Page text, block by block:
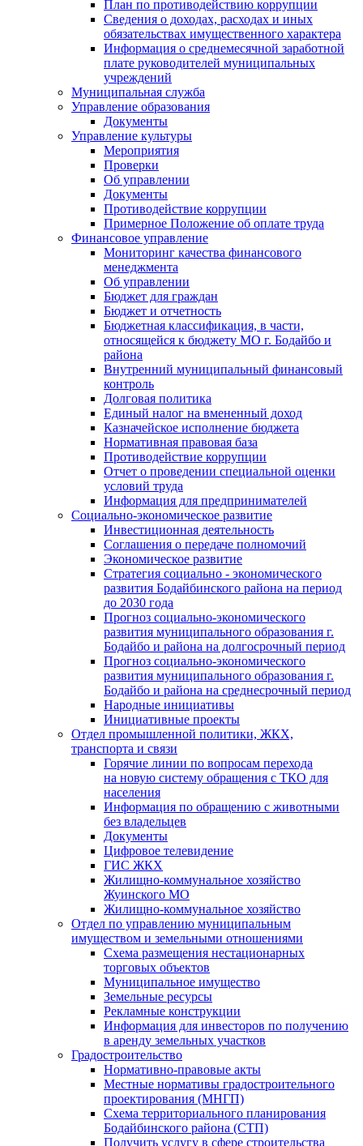
План по противодействию коррупции
Сведения о доходах, расходах и иных
обязательствах имущественного характера
Информация о среднемесячной заработной
плате руководителей муниципальных
учреждений
Муниципальная служба
Управление образования
Документы
Управление культуры
Мероприятия
Проверки
Об управлении
Документы
Противодействие коррупции
Примерное Положение об оплате труда
Финансовое управление
Мониторинг качества финансового
менеджмента
Об управлении
Бюджет для граждан
Бюджет и отчетность
Бюджетная классификация, в части,
относящейся к бюджету МО г. Бодайбо и
района
Внутренний муниципальный финансовый
контроль
Долговая политика
Единый налог на вмененный доход
Казначейское исполнение бюджета
Нормативная правовая база
Противодействие коррупции
Отчет о проведении специальной оценки
условий труда
Информация для предпринимателей
Социально-экономическое развитие
Инвестиционная деятельность
Соглашения о передаче полномочий
Экономическое развитие
Стратегия социально - экономического
развития Бодайбинского района на период
до 2030 года
Прогноз социально-экономического
развития муниципального образования г.
Бодайбо и района на долгосрочный период
Прогноз социально-экономического
развития муниципального образования г.
Бодайбо и района на среднесрочный период
Народные инициативы
Инициативные проекты
Отдел промышленной политики, ЖКХ,
транспорта и связи
Горячие линии по вопросам перехода
на новую систему обращения с ТКО для
населения
Информация по обращению с животными
без владельцев
Документы
Цифровое телевидение
ГИС ЖКХ
Жилищно-коммунальное хозяйство
Жуинского МО
Жилищно-коммунальное хозяйство
Отдел по управлению муниципальным
имуществом и земельными отношениями
Схема размещения нестационарных
торговых объектов
Муниципальное имущество
Земельные ресурсы
Рекламные конструкции
Информация для инвесторов по получению
в аренду земельных участков
Градостроительство
Нормативно-правовые акты
Местные нормативы градостроительного
проектирования (МНГП)
Схема территориального планирования
Бодайбинского района (СТП)
Получить услугу в сфере строительства